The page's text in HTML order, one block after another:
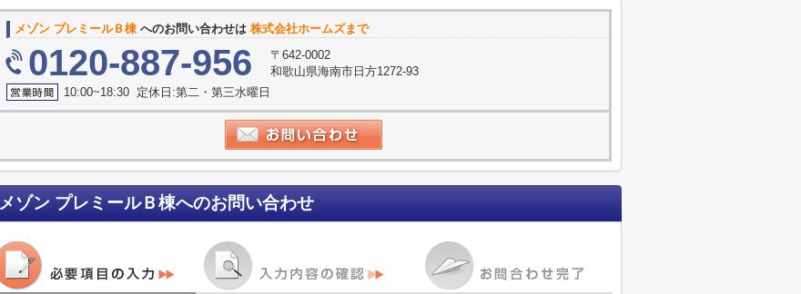
メゾン プレミールＢ棟 へのお問い合わせは 株式会社ホームズまで
0120-887-956
〒642-0002
和歌山県海南市日方1272-93
10:00~18:30 定休日:第二・第三水曜日
メゾン プレミールＢ棟へのお問い合わせ